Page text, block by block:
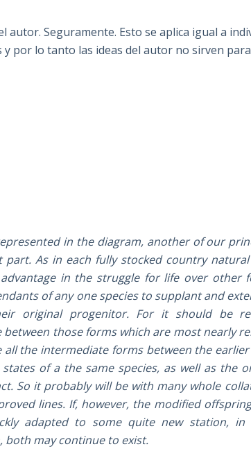
autor. Seguramente. Esto se aplica igual a
y por lo tanto las ideas del autor no sirven
in the diagram, another of our
As in each fully stocked country
in the struggle for life over other
of any one species to supplant and
original progenitor. For it should be
those forms which are most nearly
the intermediate forms between the
of a the same species, as well as the
So it probably will be with many whole
lines. If, however, the modified
adapted to some quite new station, in
may continue to exist.